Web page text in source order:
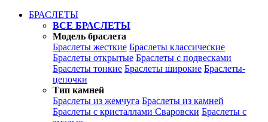
БРАСЛЕТЫ
ВСЕ БРАСЛЕТЫ
Модель браслета
Браслеты жесткие Браслеты классические
Браслеты открытые Браслеты с подвесками
Браслеты тонкие Браслеты широкие Браслеты-
цепочки
Тип камней
Браслеты из жемчуга Браслеты из камней
Браслеты с кристаллами Сваровски Браслеты с